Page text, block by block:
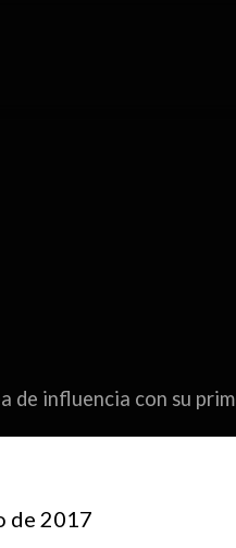
de influencia con su
de 2017